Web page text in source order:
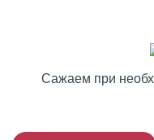
Сажаем при